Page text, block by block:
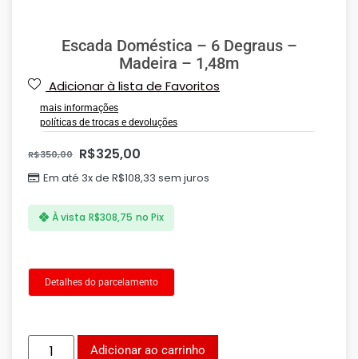
Escada Doméstica – 6 Degraus –
Madeira – 1,48m
Adicionar à lista de Favoritos
mais informações
políticas de trocas e devoluções
R$350,00 R$325,00
Em até 3x de R$108,33 sem juros
À vista R$308,75 no Pix
Detalhes do parcelamento
Adicionar ao carrinho